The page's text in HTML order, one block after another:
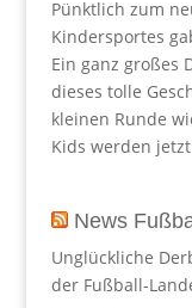
Pünktlich zum
Kindersportes
Ein ganz großes
dieses tolle
kleinen Runde
Kids werden
News
Unglückliche
der Fußball-